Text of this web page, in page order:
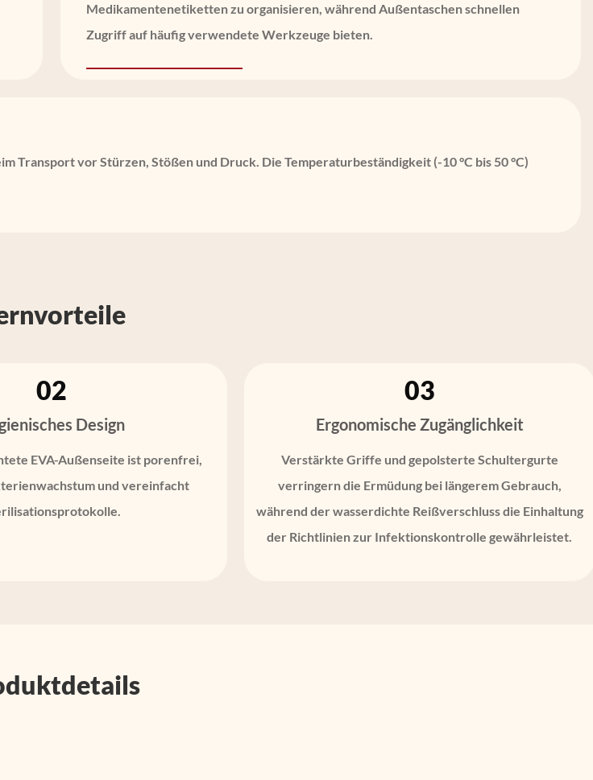
Medikamentenetiketten zu organisieren, während Außentaschen schnellen
Zugriff auf häufig verwendete Werkzeuge bieten.
vor Stürzen, Stößen und Druck. Die Temperaturbeständigkeit (-10 °C bis 50 °C)
02
Design
EVA-Außenseite ist porenfrei,
und vereinfacht
03
Ergonomische Zugänglichkeit
Verstärkte Griffe und gepolsterte Schultergurte
verringern die Ermüdung bei längerem Gebrauch,
während der wasserdichte Reißverschluss die Einhaltung
der Richtlinien zur Infektionskontrolle gewährleistet.